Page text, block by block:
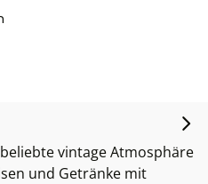
vintage Atmosphäre
und Getränke mit